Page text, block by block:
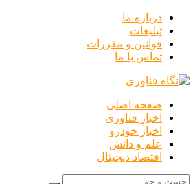
درباره ما
تبلیغات
قوانین و مقررات
تماس با ما
صفحه اصلی
اخبار فناوری
اخبار خودرو
علم و دانش
اقتصاد دیجیتال